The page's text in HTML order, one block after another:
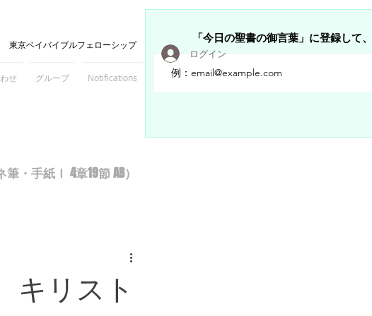
東京ベイバイブルフェローシップ
せ グループ Notifications Members
「今日の聖書の御言葉」に登録して
ログイン
・手紙Ⅰ 4章19節 AB）
キリスト